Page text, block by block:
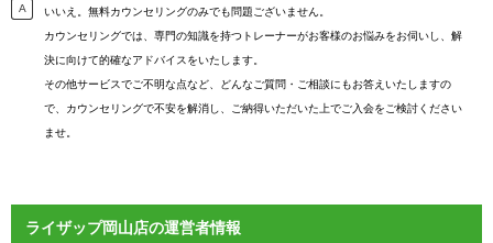
いいえ。無料カウンセリングのみでも問題ございません。
カウンセリングでは、専門の知識を持つトレーナーがお客様のお悩みをお伺いし、解
決に向けて的確なアドバイスをいたします。
その他サービスでご不明な点など、どんなご質問・ご相談にもお答えいたしますの
で、カウンセリングで不安を解消し、ご納得いただいた上でご入会をご検討ください
ませ。
ライザップ岡山店の運営者情報